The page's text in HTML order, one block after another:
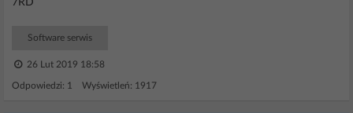
7RD
Software serwis
26 Lut 2019 18:58
Odpowiedzi: 1 Wyświetleń: 1917